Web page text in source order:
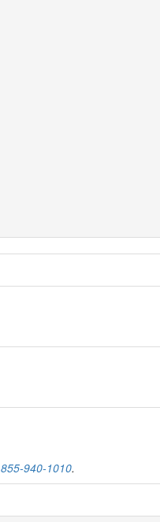
855-940-1010.